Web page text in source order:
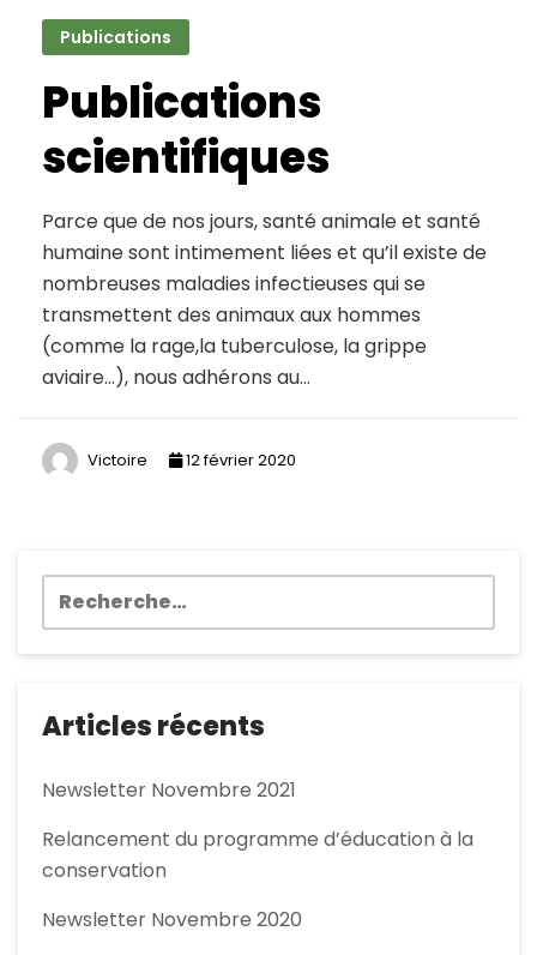
Publications
Publications
scientifiques
Parce que de nos jours, santé animale et santé
humaine sont intimement liées et qu’il existe de
nombreuses maladies infectieuses qui se
transmettent des animaux aux hommes
(comme la rage,la tuberculose, la grippe
aviaire…), nous adhérons au…
Victoire 12 février 2020
Rechercher :
Articles récents
Newsletter Novembre 2021
Relancement du programme d’éducation à la
conservation
Newsletter Novembre 2020